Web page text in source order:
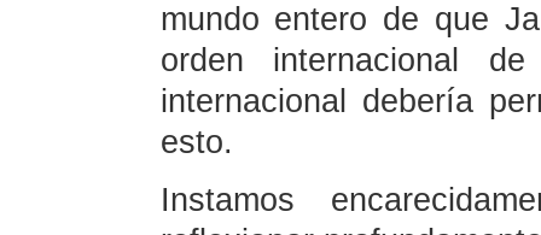
mundo entero de que
orden internacional
internacional debería
esto.
Instamos